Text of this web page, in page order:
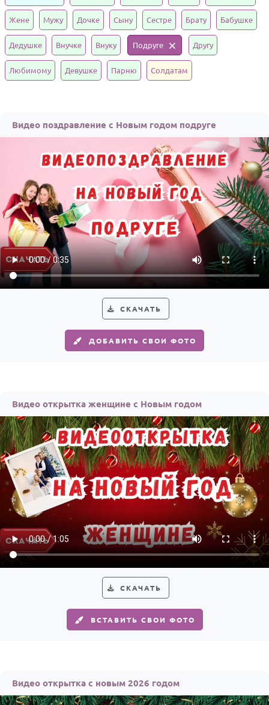
Годовщина свадьбы
Календарь праздников
КОМУ
Маме
Детям
Все родственники
ПЕРСОНАЛЬНЫЕ
Пожелания
По именам
По годам
Жене Мужу Дочке Сыну Сестре Брату Бабушке
Дедушке Внучке Внуку Подруге Другу
Любимому Девушке Парню Солдатам
Видео поздравление с Новым годом подруге
СКАЧАТЬ
ДОБАВИТЬ СВОИ ФОТО
Видео открытка женщине с Новым годом
СКАЧАТЬ
ВСТАВИТЬ СВОИ ФОТО
Видео открытка с новым 2026 годом